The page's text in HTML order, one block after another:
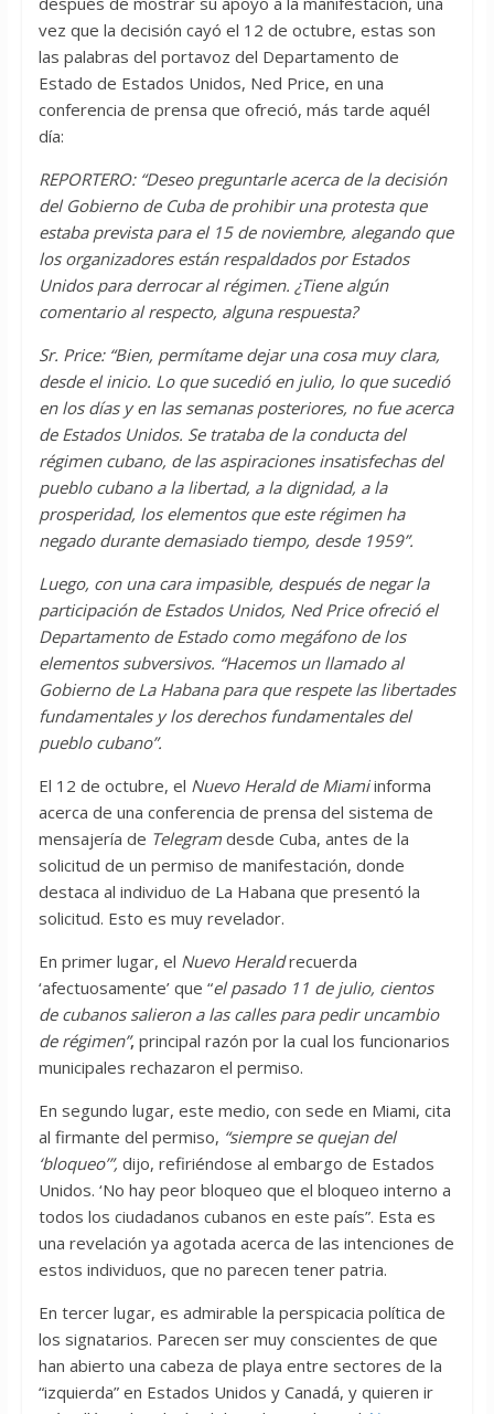
vez que la decisión cayó el 12 de octubre, estas son
las palabras del portavoz del Departamento de
Estado de Estados Unidos, Ned Price, en una
conferencia de prensa que ofreció, más tarde aquél
día:
REPORTERO: “Deseo preguntarle acerca de la decisión
del Gobierno de Cuba de prohibir una protesta que
estaba prevista para el 15 de noviembre, alegando que
los organizadores están respaldados por Estados
Unidos para derrocar al régimen. ¿Tiene algún
comentario al respecto, alguna respuesta?
Sr. Price: “Bien, permítame dejar una cosa muy clara,
desde el inicio. Lo que sucedió en julio, lo que sucedió
en los días y en las semanas posteriores, no fue acerca
de Estados Unidos. Se trataba de la conducta del
régimen cubano, de las aspiraciones insatisfechas del
pueblo cubano a la libertad, a la dignidad, a la
prosperidad, los elementos que este régimen ha
negado durante demasiado tiempo, desde 1959”.
Luego, con una cara impasible, después de negar la
participación de Estados Unidos, Ned Price ofreció el
Departamento de Estado como megáfono de los
elementos subversivos. “Hacemos un llamado al
Gobierno de La Habana para que respete las libertades
fundamentales y los derechos fundamentales del
pueblo cubano”.
El 12 de octubre, el Nuevo Herald de Miamiinforma
acerca de una conferencia de prensa del sistema de
mensajería de Telegramdesde Cuba, antes de la
solicitud de un permiso de manifestación, donde
destaca al individuo de La Habana que presentó la
solicitud. Esto es muy revelador.
En primer lugar, el Nuevo Heraldrecuerda
‘afectuosamente’ que “el pasado 11 de julio, cientos
de cubanos salieron a las calles para pedir uncambio
de régimen”, principal razón por la cual los funcionarios
municipales rechazaron el permiso.
En segundo lugar, este medio, con sede en Miami, cita
al firmante del permiso, “siempre se quejan del
‘bloqueo’”, dijo, refiriéndose al embargo de Estados
Unidos. ‘No hay peor bloqueo que el bloqueo interno a
todos los ciudadanos cubanos en este país”. Esta es
una revelación ya agotada acerca de las intenciones de
estos individuos, que no parecen tener patria.
En tercer lugar, es admirable la perspicacia política de
los signatarios. Parecen ser muy conscientes de que
han abierto una cabeza de playa entre sectores de la
“izquierda” en Estados Unidos y Canadá, y quieren ir